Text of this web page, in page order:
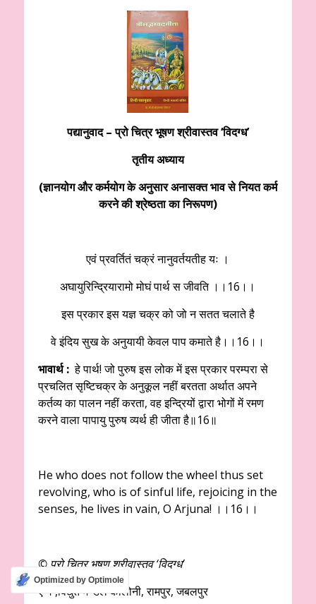
पद्यानुवाद – प्रो चित्र भूषण श्रीवास्तव ‘विदग्ध’
तृतीय अध्याय
(ज्ञानयोग और कर्मयोग के अनुसार अनासक्त भाव से नियत कर्म
करने की श्रेष्ठता का निरूपण)
एवं प्रवर्तितं चक्रं नानुवर्तयतीह यः ।
अघायुरिन्द्रियारामो मोघं पार्थ स जीवति ।।16।।
इस प्रकार इस यज्ञ चक्र को जो न सतत चलाते है
वे इंदिय सुख के अनुयायी केवल पाप कमाते है।।16।।
भावार्थ : हे पार्थ! जो पुरुष इस लोक में इस प्रकार परम्परा से
प्रचलित सृष्टिचक्र के अनुकूल नहीं बरतता अर्थात अपने
कर्तव्य का पालन नहीं करता, वह इन्द्रियों द्वारा भोगों में रमण
करने वाला पापायु पुरुष व्यर्थ ही जीता है॥16॥
He who does not follow the wheel thus set
revolving, who is of sinful life, rejoicing in the
senses, he lives in vain, O Arjuna! ।।16।।
© प्रो चित्र भूषण श्रीवास्तव ‘विदग्ध’
ए १ ,विद्युत मण्डल कालोनी, रामपुर, जबलपुर
Optimized by Optimole